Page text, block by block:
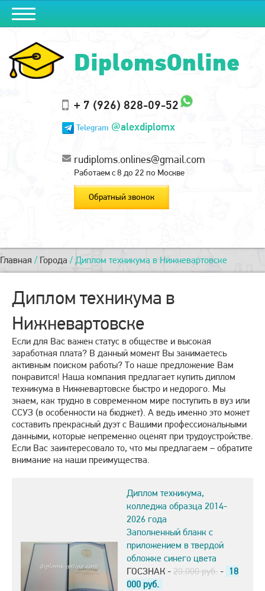
DiplomsOnline
+ 7 (926) 828-09-52
Telegram @alexdiplomx
rudiploms.onlines@gmail.com
Работаем с 8 до 22 по Москве
Обратный звонок
Главная / Города / Диплом техникума в Нижневартовске
Диплом техникума в
Нижневартовске
Если для Вас важен статус в обществе и высокая
заработная плата? В данный момент Вы занимаетесь
активным поиском работы? То наше предложение Вам
понравится! Наша компания предлагает купить диплом
техникума в Нижневартовске быстро и недорого. Мы
знаем, как трудно в современном мире поступить в вуз или
ССУЗ (в особенности на бюджет). А ведь именно это может
составить прекрасный дуэт с Вашими профессиональными
данными, которые непременно оценят при трудоустройстве.
Если Вас заинтересовало то, что мы предлагаем – обратите
внимание на наши преимущества.
Диплом техникума,
колледжа образца 2014-
2026 года
Заполненный бланк с
приложением в твердой
обложке синего цвета
ГОСЗНАК - 20.000 руб. - 18
000 руб.